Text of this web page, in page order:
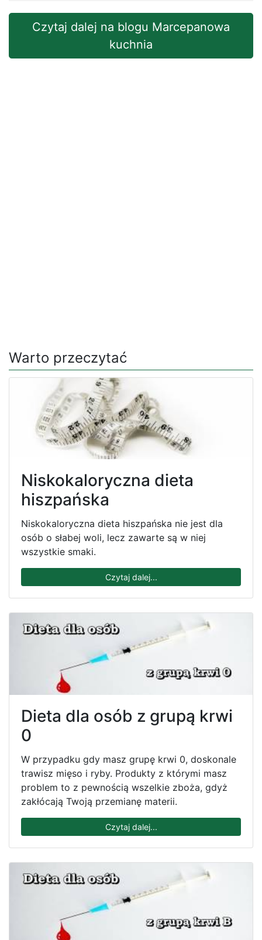
Czytaj dalej na blogu Marcepanowa
kuchnia
Warto przeczytać
Niskokaloryczna dieta
hiszpańska
Niskokaloryczna dieta hiszpańska nie jest dla
osób o słabej woli, lecz zawarte są w niej
wszystkie smaki.
Czytaj dalej...
Dieta dla osób z grupą krwi
0
W przypadku gdy masz grupę krwi 0, doskonale
trawisz mięso i ryby. Produkty z którymi masz
problem to z pewnością wszelkie zboża, gdyż
zakłócają Twoją przemianę materii.
Czytaj dalej...